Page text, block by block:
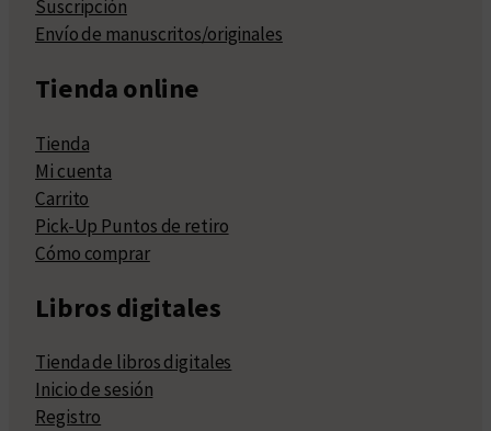
Suscripción
Envío de manuscritos/originales
Tienda online
Tienda
Mi cuenta
Carrito
Pick-Up Puntos de retiro
Cómo comprar
Libros digitales
Tienda de libros digitales
Inicio de sesión
Registro